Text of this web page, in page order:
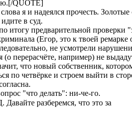
QUOTE]
я и надеялся прочесть. Золотые
в суд.
итогу предварительной проверки
(Егор, это к твоей ремарке
не усмотрели
(о перерасчёте, например) не
что новый собственник,
по четвёрке и строем выйти в
"что делать": ни-че-го.
разберемся, что это за